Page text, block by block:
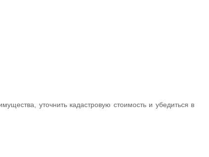
уточнить кадастровую стоимость и убедиться в